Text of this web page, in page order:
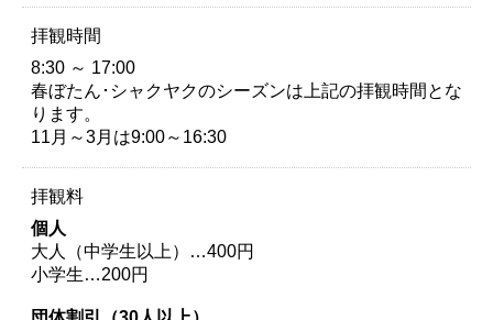
拝観時間
8:30 ～ 17:00
春ぼたん･シャクヤクのシーズンは上記の拝観時間とな
ります。
11月～3月は9:00～16:30
拝観料
個人
大人（中学生以上）…400円
小学生…200円